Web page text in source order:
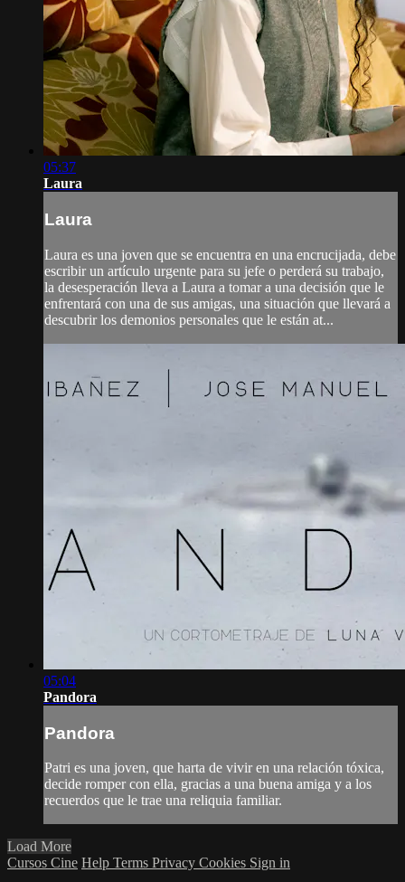
05:37
Laura
Laura
Laura es una joven que se encuentra en una encrucijada, debe
escribir un artículo urgente para su jefe o perderá su trabajo,
la desesperación lleva a Laura a tomar a una decisión que le
enfrentará con una de sus amigas, una situación que llevará a
descubrir los demonios personales que le están at...
05:04
Pandora
Pandora
Patri es una joven, que harta de vivir en una relación tóxica,
decide romper con ella, gracias a una buena amiga y a los
recuerdos que le trae una reliquia familiar.
Load More
Cursos Cine Help Terms Privacy Cookies Sign in